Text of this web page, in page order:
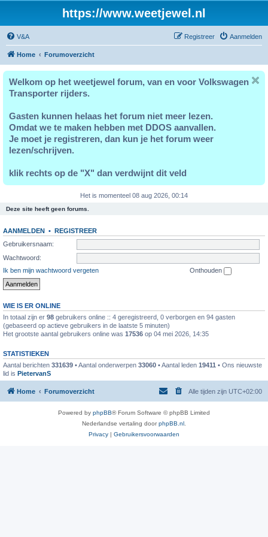
https://www.weetjewel.nl
V&A Aanmelden
Registreer
Home Forumoverzicht
Welkom op het weetjewel forum, van en voor Volkswagen
Transporter rijders.
Gasten kunnen helaas het forum niet meer lezen.
Omdat we te maken hebben met DDOS aanvallen.
Je moet je registreren, dan kun je het forum weer
lezen/schrijven.
klik rechts op de "X" dan verdwijnt dit veld
Het is momenteel 08 aug 2026, 00:14
Deze site heeft geen forums.
AANMELDEN • REGISTREER
Gebruikersnaam:
Wachtwoord:
Ik ben mijn wachtwoord vergeten
Onthouden
WIE IS ER ONLINE
In totaal zijn er 98 gebruikers online :: 4 geregistreerd, 0 verborgen en 94 gasten
(gebaseerd op actieve gebruikers in de laatste 5 minuten)
Het grootste aantal gebruikers online was 17536 op 04 mei 2026, 14:35
STATISTIEKEN
Aantal berichten 331639 • Aantal onderwerpen 33060 • Aantal leden 19411 • Ons nieuwste
lid is PietervanS
Home Forumoverzicht Alle tijden zijn UTC+02:00
Powered by phpBB® Forum Software © phpBB Limited
Nederlandse vertaling doorphpBB.nl
Privacy | Gebruikersvoorwaarden